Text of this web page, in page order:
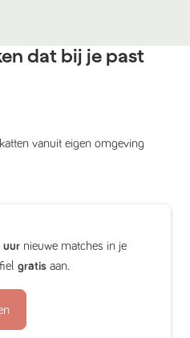
dat bij je past
vanuit eigen omgeving
uur nieuwe matches in je
gratis aan.